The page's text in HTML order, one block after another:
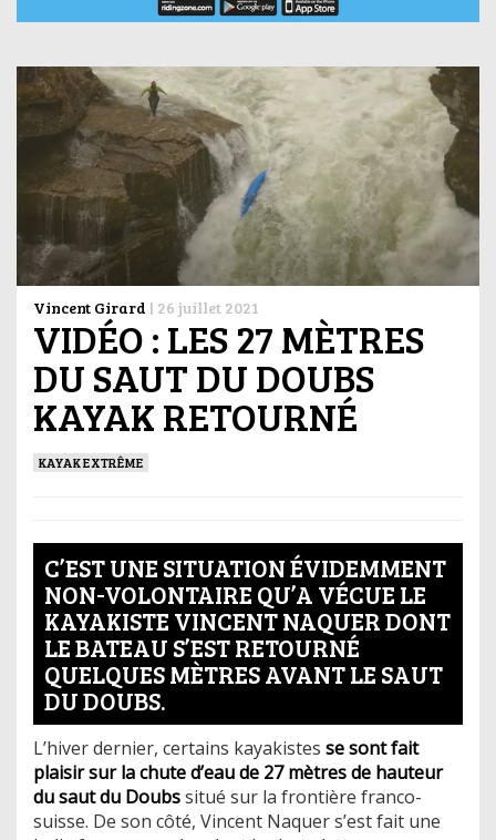
Vincent Girard | 26 juillet 2021
VIDÉO : LES 27 MÈTRES
DU SAUT DU DOUBS
KAYAK RETOURNÉ
KAYAK EXTRÊME
C’EST UNE SITUATION ÉVIDEMMENT
NON-VOLONTAIRE QU’A VÉCUE LE
KAYAKISTE VINCENT NAQUER DONT
LE BATEAU S’EST RETOURNÉ
QUELQUES MÈTRES AVANT LE SAUT
DU DOUBS.
L’hiver dernier, certains kayakistes se sont fait
plaisir sur la chute d’eau de 27 mètres de hauteur
du saut du Doubssitué sur la frontière franco-
suisse. De son côté, Vincent Naquer s’est fait une